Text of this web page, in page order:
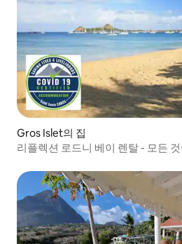
Gros Islet의 집
리플렉션 로드니 베이 렌탈 - 모든